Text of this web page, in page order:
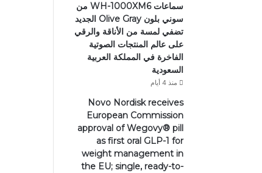
سماعات WH-1000XM6 من
سوني بلون Olive Gray الجديد
تضفي لمسة من الأناقة والرقي
على عالم المنتجات الصوتية
الفاخرة في المملكة العربية
السعودية
منذ 4 أيام
Novo Nordisk receives
European Commission
approval of Wegovy®️ pill
as first oral GLP-1 for
weight management in
the EU; single, ready-to-